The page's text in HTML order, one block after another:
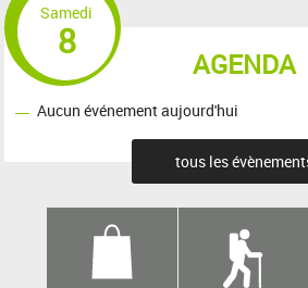
AGENDA
Samedi
8
Aucun événement aujourd'hui
tous les